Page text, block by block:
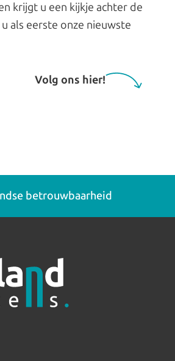
krijgt u een kijkje achter de
als eerste onze nieuwste
Volg ons hier!
betrouwbaarheid